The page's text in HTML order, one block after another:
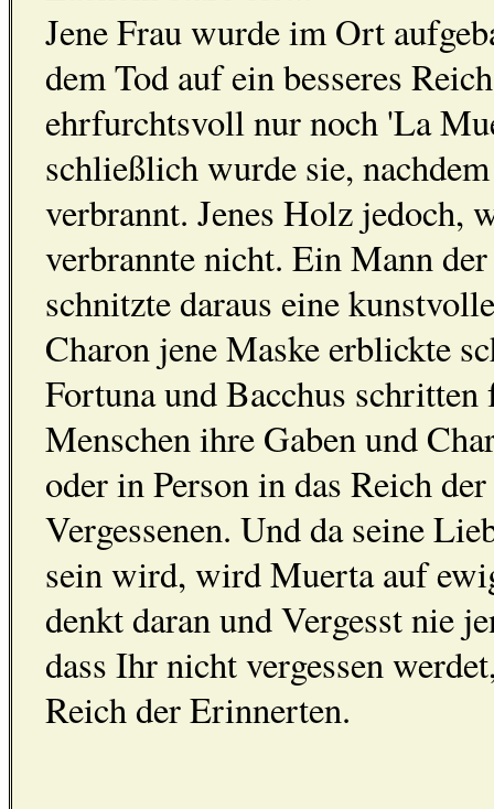
Jene Frau wurde im Ort
dem Tod auf ein besseres
ehrfurchtsvoll nur noch 'La
schließlich wurde sie,
verbrannt. Jenes Holz jedoch,
verbrannte nicht. Ein Mann
schnitzte daraus eine
Charon jene Maske erblickte
Fortuna und Bacchus
Menschen ihre Gaben und
oder in Person in das Reich
Vergessenen. Und da seine
sein wird, wird Muerta auf
denkt daran und Vergesst nie
dass Ihr nicht vergessen
Reich der Erinnerten.